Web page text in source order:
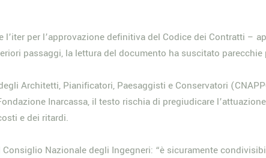
per l’approvazione definitiva del Codice dei Contratti –
passaggi, la lettura del documento ha suscitato
Architetti, Pianificatori, Paesaggisti e Conservatori
Inarcassa, il testo rischia di pregiudicare
e dei ritardi.
Nazionale degli Ingegneri: “è sicuramente